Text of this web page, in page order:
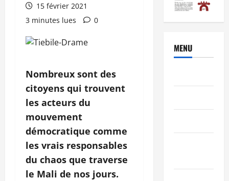
15 février 2021
3 minutes lues
0
Nombreux sont des
citoyens qui trouvent
les acteurs du
mouvement
démocratique comme
les vrais responsables
du chaos que traverse
le Mali de nos jours.
MENU